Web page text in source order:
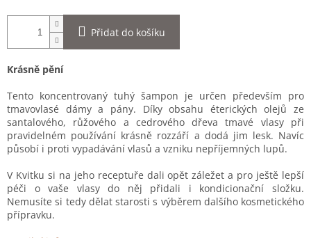
Přidat do košíku
Krásně pění
Tento koncentrovaný tuhý šampon je určen především pro
tmavovlasé dámy a pány. Díky obsahu éterických olejů ze
santalového, růžového a cedrového dřeva tmavé vlasy při
pravidelném používání krásně rozzáří a dodá jim lesk. Navíc
působí i proti vypadávání vlasů a vzniku nepříjemných lupů.
V Kvitku si na jeho receptuře dali opět záležet a pro ještě lepší
péči o vaše vlasy do něj přidali i kondicionační složku.
Nemusíte si tedy dělat starosti s výběrem dalšího kosmetického
přípravku.